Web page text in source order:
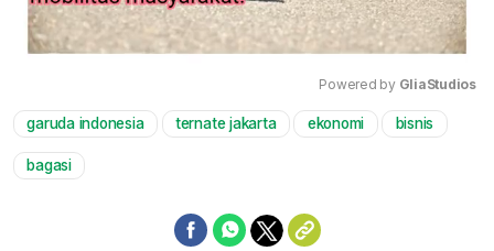
Mute
Powered by GliaStudios
garuda indonesia ternate jakarta ekonomi bisnis
bagasi